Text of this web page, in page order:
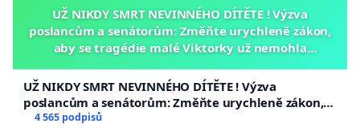
UŽ NIKDY SMRT NEVINNÉHO DÍTĚTE ! Výzva
poslancům a senátorům: Změňte urychleně zákon,
aby se tragédie malé Viktorky už nemohla
UŽ NIKDY SMRT NEVINNÉHO DÍTĚTE ! Výzva
poslancům a senátorům: Změňte urychleně zákon,
aby se tragédie malé Viktorky už nemohla opakovat!
4 565 podpisů